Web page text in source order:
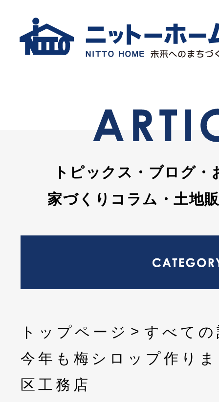
トピックス・ブログ・
家づくりコラム・土地
トップページ
すべて
今年も梅シロップ作り
区工務店